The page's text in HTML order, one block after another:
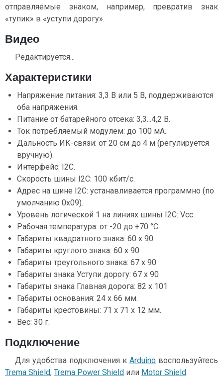
отправляемые знаком, например, превратив знак
«тупик» в «уступи дорогу».
Видео
Редактируется...
Характеристики
Напряжение питания: 3,3 В или 5 В, поддерживаются
оба напряжения.
Питание от батарейного отсека: 3,3...4,2 В.
Ток потребляемый модулем: до 100 мА.
Дальность ИК-связи: от 20 см до 4 м (регулируется
вручную).
Интерфейс: I2C.
Скорость шины I2C: 100 кбит/с.
Адрес на шине I2C: устанавливается программно (по
умолчанию 0x09).
Уровень логической 1 на линиях шины I2C: Vcc.
Рабочая температура: от -20 до +70 °С.
Габариты квадратного знака: 60 x 90
Габариты круглого знака: 60 x 90
Габариты треугольного знака: 67 x 90
Габариты знака Уступи дорогу: 67 x 90
Габариты знака Главная дорога: 82 x 101
Габариты основания: 24 х 66 мм.
Габариты крестовины: 71 х 71 x 12 мм.
Вес: 30 г.
Подключение
Для удобства подключения к Arduino воспользуйтесь
Trema Shield, Trema Power Shield или Motor Shield.